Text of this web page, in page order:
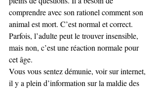
comprendre avec son rationel comment son
animal est mort. C’est normal et correct.
Parfois, l’adulte peut le trouver insensible,
mais non, c’est une réaction normale pour
cet âge.
Vous vous sentez démunie, voir sur internet,
il y a plein d’information sur la maldie des